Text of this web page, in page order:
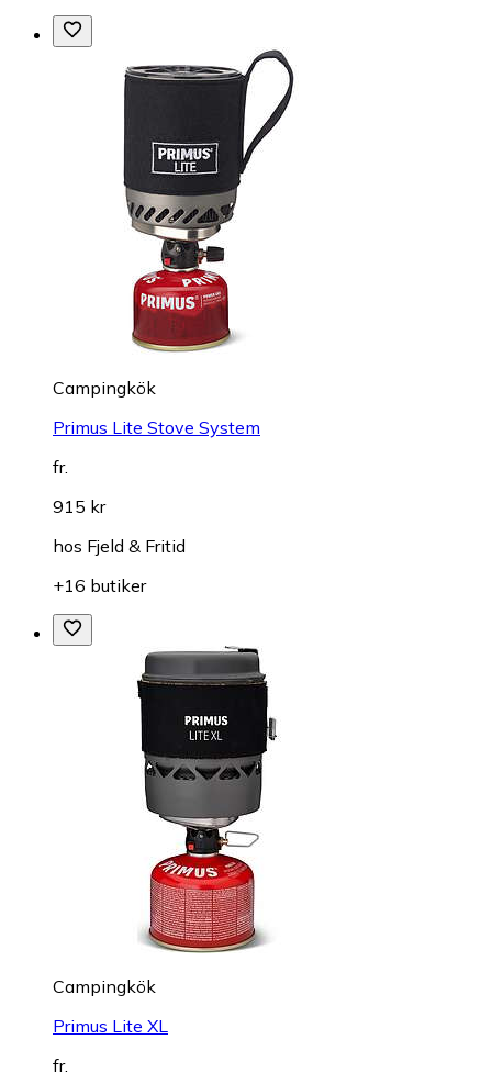
Campingkök
Primus Lite Stove System
fr.
915 kr
hos Fjeld & Fritid
+16 butiker
Campingkök
Primus Lite XL
fr.